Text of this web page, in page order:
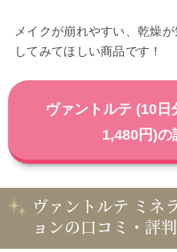
メイクが崩れやすい、乾燥
してみてほしい商品です！
ヴァントルテ (10日
1,480円)
ヴァントルテ ミネ
ョンの口コミ・評